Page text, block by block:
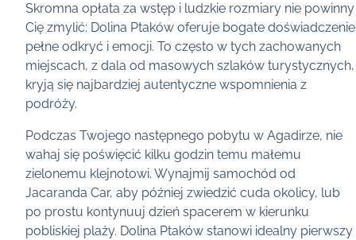
Skromna opłata za wstęp i ludzkie rozmiary nie powinny
Cię zmylić: Dolina Ptaków oferuje bogate doświadczenie
pełne odkryć i emocji. To często w tych zachowanych
miejscach, z dala od masowych szlaków turystycznych,
kryją się najbardziej autentyczne wspomnienia z
podróży.
Podczas Twojego następnego pobytu w Agadirze, nie
wahaj się poświęcić kilku godzin temu małemu
zielonemu klejnotowi. Wynajmij samochód od
Jacaranda Car, aby później zwiedzić cuda okolicy, lub
po prostu kontynuuj dzień spacerem w kierunku
pobliskiej plaży. Dolina Ptaków stanowi idealny pierwszy